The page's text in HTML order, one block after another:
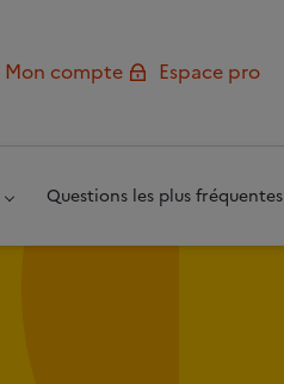
Mon compte
Espace pro
Questions les plus fréquentes